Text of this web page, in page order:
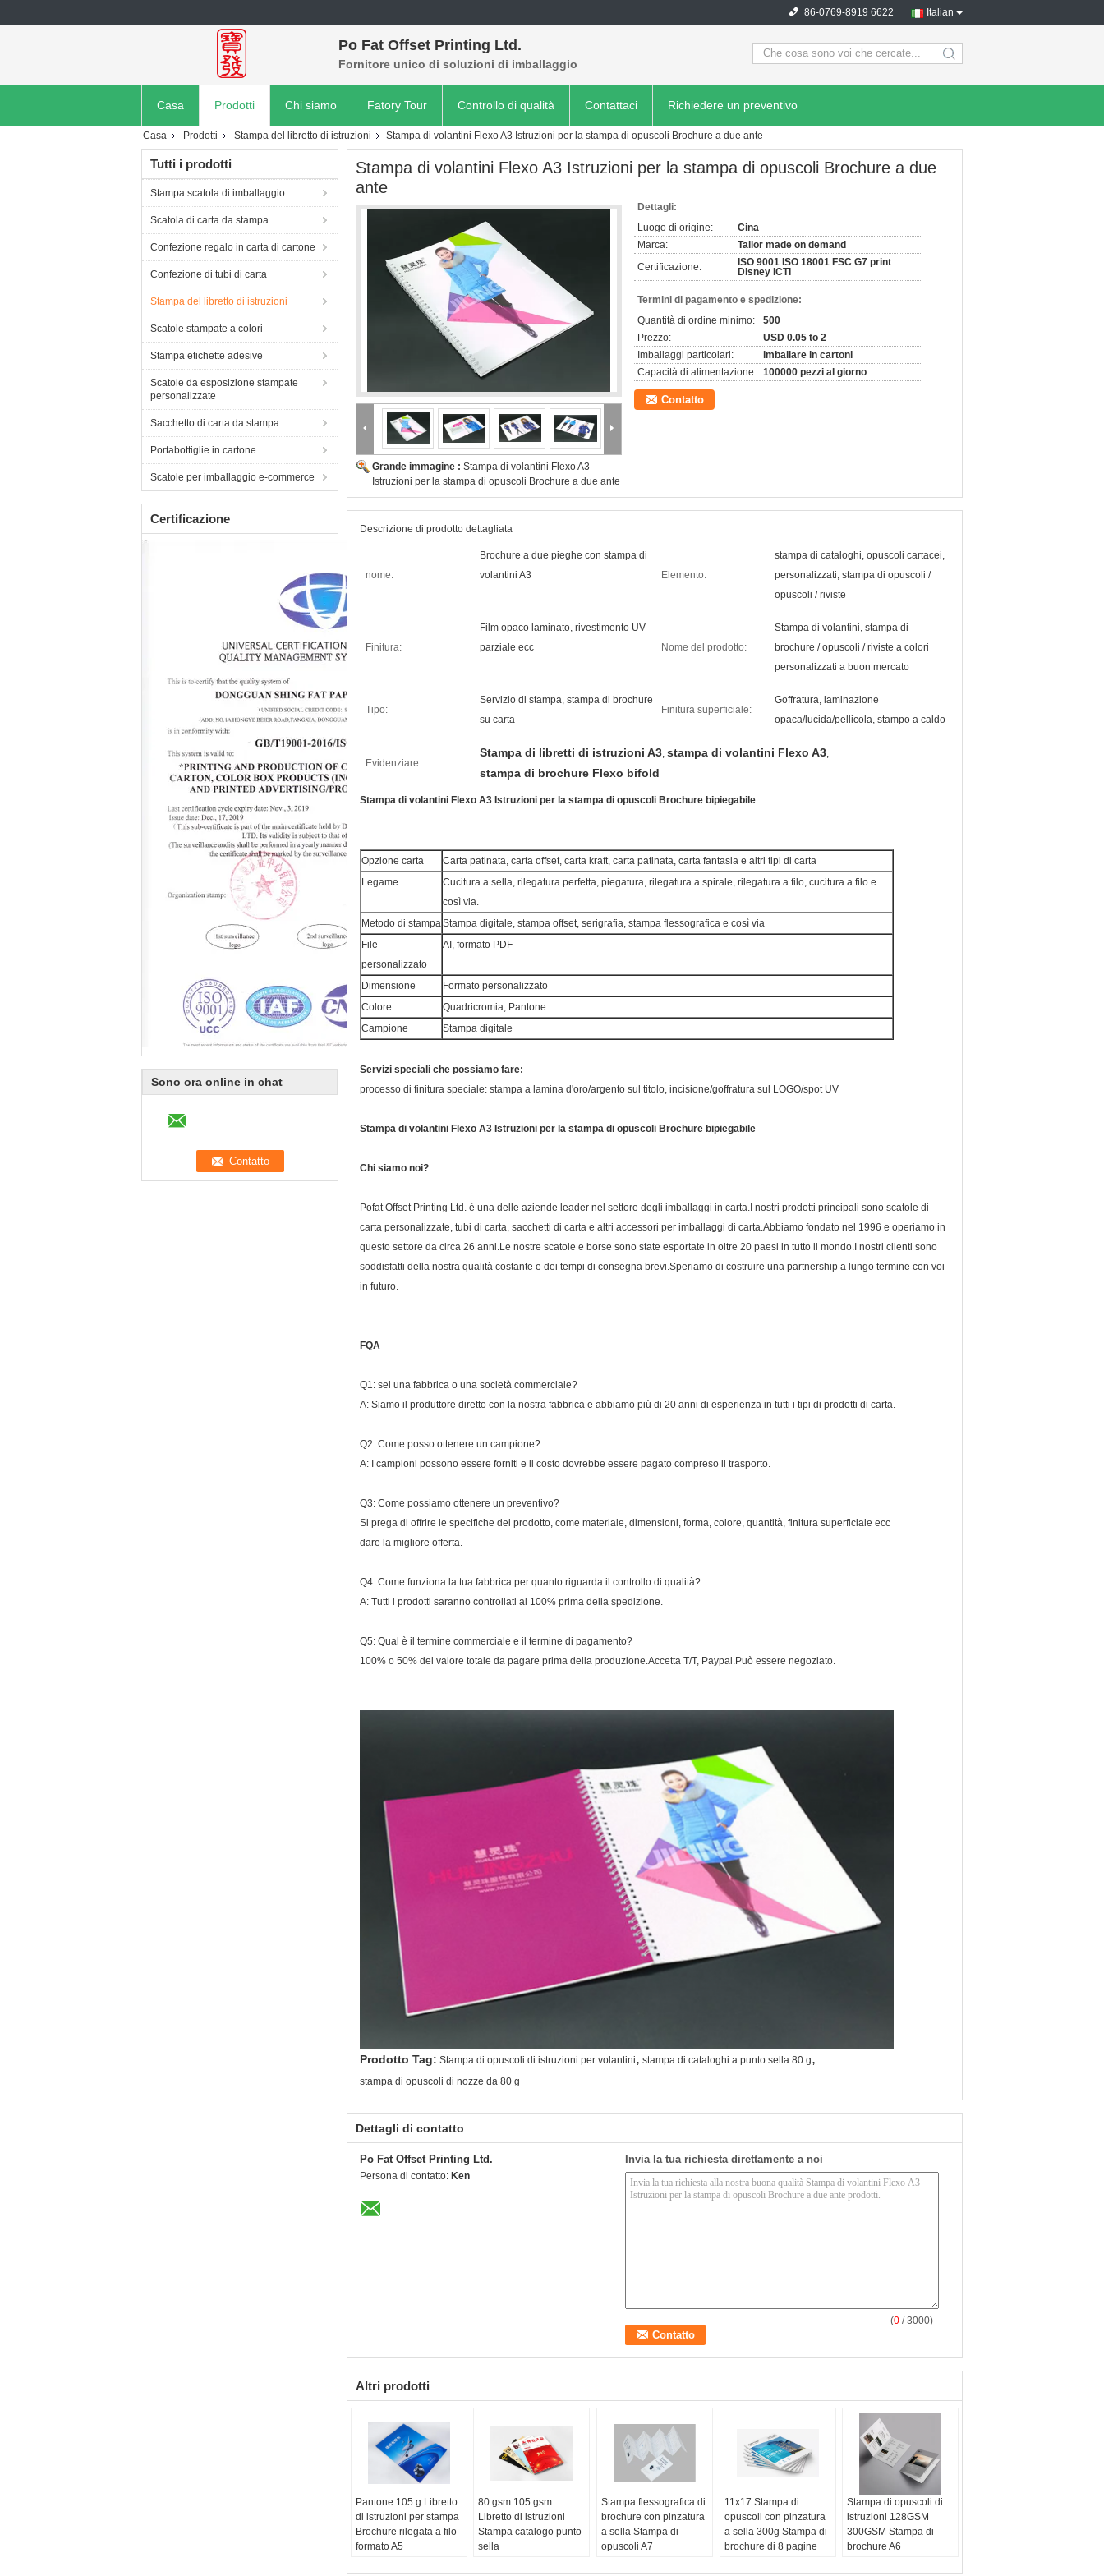
Italian
86-0769-8919 6622
Po Fat Offset Printing Ltd.
Fornitore unico di soluzioni di imballaggio search
Casa Prodotti Chi siamo Fatory Tour Controllo di qualità Contattaci Richiedere un preventivo
Casa Prodotti Stampa del libretto di istruzioni Stampa di volantini Flexo A3 Istruzioni per la stampa di opuscoli Brochure a due ante
Tutti i prodotti
Stampa scatola di imballaggio
Scatola di carta da stampa
Confezione regalo in carta di cartone
Confezione di tubi di carta
Stampa del libretto di istruzioni
Scatole stampate a colori
Stampa etichette adesive
Scatole da esposizione stampate
personalizzate
Sacchetto di carta da stampa
Portabottiglie in cartone
Scatole per imballaggio e-commerce
Certificazione
Sono ora online in chat
Stampa di volantini Flexo A3 Istruzioni per la stampa di opuscoli Brochure a due
ante
Grande immagine : Stampa di volantini Flexo A3
Istruzioni per la stampa di opuscoli Brochure a due ante
Dettagli:
Luogo di origine:
Cina
Marca:
Tailor made on demand
Certificazione:
ISO 9001 ISO 18001 FSC G7 print
Disney ICTI
Termini di pagamento e spedizione:
Quantità di ordine minimo:
500
Prezzo:
USD 0.05 to 2
Imballaggi particolari:
imballare in cartoni
Capacità di alimentazione: 100000 pezzi al giorno
Contatto
Descrizione di prodotto dettagliata
nome:
Brochure a due pieghe con stampa di
volantini A3
Elemento:
stampa di cataloghi, opuscoli cartacei,
personalizzati, stampa di opuscoli /
opuscoli / riviste
Finitura:
Film opaco laminato, rivestimento UV
parziale ecc
Nome del prodotto:
Stampa di volantini, stampa di
brochure / opuscoli / riviste a colori
personalizzati a buon mercato
Tipo:
Servizio di stampa, stampa di brochure
su carta
Finitura superficiale:
Goffratura, laminazione
opaca/lucida/pellicola, stampo a caldo
Evidenziare:
Stampa di libretti di istruzioni A3, stampa di volantini Flexo A3,
stampa di brochure Flexo bifold
Stampa di volantini Flexo A3 Istruzioni per la stampa di opuscoli Brochure bipiegabile
Opzione carta
Carta patinata, carta offset, carta kraft, carta patinata, carta fantasia e altri tipi di carta
Legame
Cucitura a sella, rilegatura perfetta, piegatura, rilegatura a spirale, rilegatura a filo, cucitura a filo e
così via.
Metodo di stampaStampa digitale, stampa offset, serigrafia, stampa flessografica e così via
File
personalizzato
AI, formato PDF
Dimensione
Formato personalizzato
Colore
Quadricromia, Pantone
Campione
Stampa digitale
Servizi speciali che possiamo fare:
processo di finitura speciale: stampa a lamina d'oro/argento sul titolo, incisione/goffratura sul LOGO/spot UV
Stampa di volantini Flexo A3 Istruzioni per la stampa di opuscoli Brochure bipiegabile
Chi siamo noi?
Pofat Offset Printing Ltd. è una delle aziende leader nel settore degli imballaggi in carta.I nostri prodotti principali sono scatole di
carta personalizzate, tubi di carta, sacchetti di carta e altri accessori per imballaggi di carta.Abbiamo fondato nel 1996 e operiamo in
questo settore da circa 26 anni.Le nostre scatole e borse sono state esportate in oltre 20 paesi in tutto il mondo.I nostri clienti sono
soddisfatti della nostra qualità costante e dei tempi di consegna brevi.Speriamo di costruire una partnership a lungo termine con voi
in futuro.
FQA
Q1: sei una fabbrica o una società commerciale?
A: Siamo il produttore diretto con la nostra fabbrica e abbiamo più di 20 anni di esperienza in tutti i tipi di prodotti di carta.
Q2: Come posso ottenere un campione?
A: I campioni possono essere forniti e il costo dovrebbe essere pagato compreso il trasporto.
Q3: Come possiamo ottenere un preventivo?
Si prega di offrire le specifiche del prodotto, come materiale, dimensioni, forma, colore, quantità, finitura superficiale ecc
dare la migliore offerta.
Q4: Come funziona la tua fabbrica per quanto riguarda il controllo di qualità?
A: Tutti i prodotti saranno controllati al 100% prima della spedizione.
Q5: Qual è il termine commerciale e il termine di pagamento?
100% o 50% del valore totale da pagare prima della produzione.Accetta T/T, Paypal.Può essere negoziato.
Prodotto Tag: Stampa di opuscoli di istruzioni per volantini, stampa di cataloghi a punto sella 80 g,
stampa di opuscoli di nozze da 80 g
Dettagli di contatto
Po Fat Offset Printing Ltd.
Persona di contatto: Ken
Invia la tua richiesta direttamente a noi
(0 / 3000)
Altri prodotti
Pantone 105 g Libretto
di istruzioni per stampa
Brochure rilegata a filo
formato A5
80 gsm 105 gsm
Libretto di istruzioni
Stampa catalogo punto
sella
Stampa flessografica di
brochure con pinzatura
a sella Stampa di
opuscoli A7
11x17 Stampa di
opuscoli con pinzatura
a sella 300g Stampa di
brochure di 8 pagine
Stampa di opuscoli di
istruzioni 128GSM
300GSM Stampa di
brochure A6